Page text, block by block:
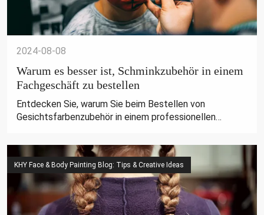
2024-08-08
Warum es besser ist, Schminkzubehör in einem
Fachgeschäft zu bestellen
Entdecken Sie, warum Sie beim Bestellen von
Gesichtsfarbenzubehör in einem professionellen
Anleitung für atemberaubende und zuverlässige
Ergebnisse gewährleisten.
KHY Face & Body Painting Blog: Tips & Creative Ideas